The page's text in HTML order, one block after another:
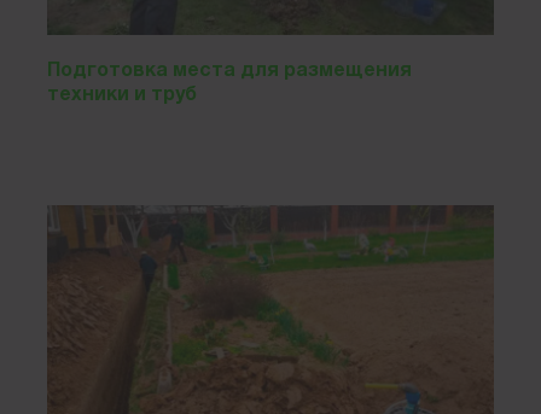
Подготовка места для размещения
техники и труб